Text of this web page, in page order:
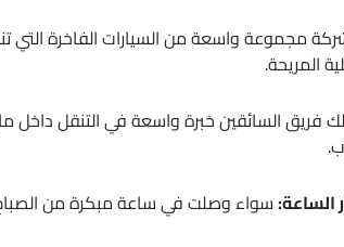
مجموعة واسعة من السيارات الفاخرة التي
المريحة.
فريق السائقين خبرة واسعة في التنقل داخل
سواء وصلت في ساعة مبكرة من